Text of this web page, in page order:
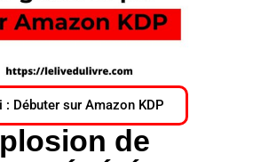
: Débuter sur Amazon KDP
de